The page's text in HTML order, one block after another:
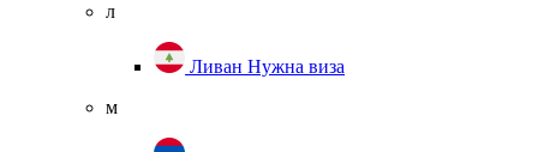
л
Ливан Нужна виза
м